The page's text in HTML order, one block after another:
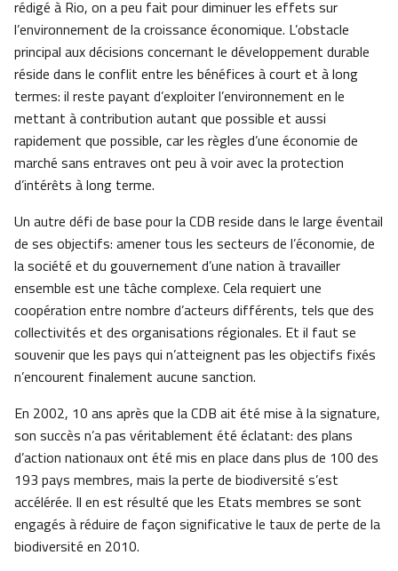
rédigé à Rio, on a peu fait pour diminuer les effets sur
l’environnement de la croissance économique. L’obstacle
principal aux décisions concernant le développement durable
réside dans le conflit entre les bénéfices à court et à long
termes: il reste payant d’exploiter l’environnement en le
mettant à contribution autant que possible et aussi
rapidement que possible, car les règles d’une économie de
marché sans entraves ont peu à voir avec la protection
d’intérêts à long terme.
Un autre défi de base pour la CDB reside dans le large éventail
de ses objectifs: amener tous les secteurs de l’économie, de
la société et du gouvernement d’une nation à travailler
ensemble est une tâche complexe. Cela requiert une
coopération entre nombre d’acteurs différents, tels que des
collectivités et des organisations régionales. Et il faut se
souvenir que les pays qui n’atteignent pas les objectifs fixés
n’encourent finalement aucune sanction.
En 2002, 10 ans après que la CDB ait été mise à la signature,
son succès n’a pas véritablement été éclatant: des plans
d’action nationaux ont été mis en place dans plus de 100 des
193 pays membres, mais la perte de biodiversité s’est
accélérée. Il en est résulté que les Etats membres se sont
engagés à réduire de façon significative le taux de perte de la
biodiversité en 2010.